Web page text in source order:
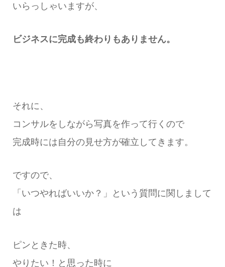
いらっしゃいますが、
ビジネスに完成も終わりもありません。
それに、
コンサルをしながら写真を作って行くので
完成時には自分の見せ方が確立してきます。
ですので、
「いつやればいいか？」という質問に関しまして
は
ピンときた時、
やりたい！と思った時に